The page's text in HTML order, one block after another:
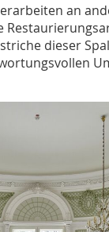
an
dieser